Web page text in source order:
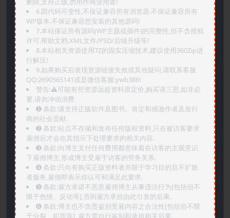
6.因代码可变性,不保证兼容所有浏览器.不保证兼容所有
WP版本.不保证兼容您安装的其他源码!
7.本站保证所有源码(WP主题或插件)的完整性,但不含授权
许可.帮助文档.XML文件/PSD/后续升级等!
8.本站相关资源使用7Z的固实压缩技术,建议使用360Zip进
行解压!
9.如果购买后发现资源链接失效或其他疑问,请联系客服
QQ:2690565141或是微信客服:ywb386!
警告:⚠️可能有些资源远超资料原定价,购买请三思,如非必
要,请勿冲动消费.
➊️ 条款:请支持正版软件及图书。肯定和感激作者及发行
商的社会贡献.
➋️ 条款:站点不存储和发布任何版权资料,只在被访客要求
雇佣后才会在其指示下处理要求的相关内容.
➌️ 条款:向博主支付任何费用都意味着在访客的主观意识
下雇佣博主,形成博主受雇于访客的劳务关系.
➍️ 条款:只向有购买正版资料者并限于学习目的且不扩散
者服务,雇佣即表示你认可和满足此要求.
➎ 条款:雇方承诺不恶意雇佣博主从事违法行为[包括但不
限于色情、反动等],否则雇方承担由此引发的后果.
➏️ 条款:博主也不负责鉴别受雇内容之合法性[包括但不限